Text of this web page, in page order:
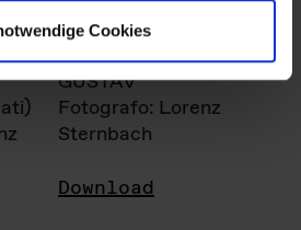
Cookies
GUSTAV
Fotografo: Lorenz
Sternbach
Download